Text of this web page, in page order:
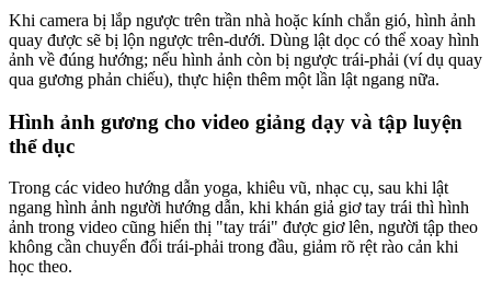
Khi camera bị lắp ngược trên trần nhà hoặc kính chắn gió, hình ảnh
quay được sẽ bị lộn ngược trên-dưới. Dùng lật dọc có thể xoay hình
ảnh về đúng hướng; nếu hình ảnh còn bị ngược trái-phải (ví dụ quay
qua gương phản chiếu), thực hiện thêm một lần lật ngang nữa.
Hình ảnh gương cho video giảng dạy và tập luyện
thể dục
Trong các video hướng dẫn yoga, khiêu vũ, nhạc cụ, sau khi lật
ngang hình ảnh người hướng dẫn, khi khán giả giơ tay trái thì hình
ảnh trong video cũng hiển thị "tay trái" được giơ lên, người tập theo
không cần chuyển đổi trái-phải trong đầu, giảm rõ rệt rào cản khi
học theo.